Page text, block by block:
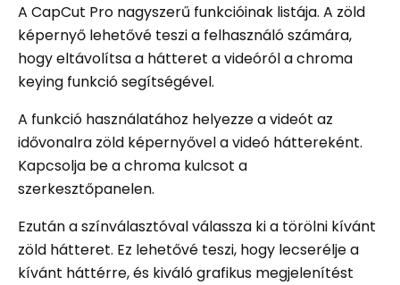
A CapCut Pro nagyszerű funkcióinak listája. A zöld
képernyő lehetővé teszi a felhasználó számára,
hogy eltávolítsa a hátteret a videóról a chroma
keying funkció segítségével.
A funkció használatához helyezze a videót az
idővonalra zöld képernyővel a videó háttereként.
Kapcsolja be a chroma kulcsot a
szerkesztőpanelen.
Ezután a színválasztóval válassza ki a törölni kívánt
zöld hátteret. Ez lehetővé teszi, hogy lecserélje a
kívánt háttérre, és kiváló grafikus megjelenítést